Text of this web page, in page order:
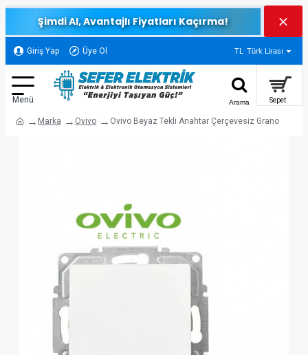
Şimdi Al, Avantajlı Fiyatları Kaçırma!
Giriş Yap Üye Ol TL Türk Lirası
Marka Ovivo Ovivo Beyaz Tekli Anahtar Çerçevesiz Grano